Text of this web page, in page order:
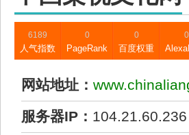
6189
人气指数
0
PageRank
0
百度权重
0
网站地址：
服务器IP： 104.21.60.236